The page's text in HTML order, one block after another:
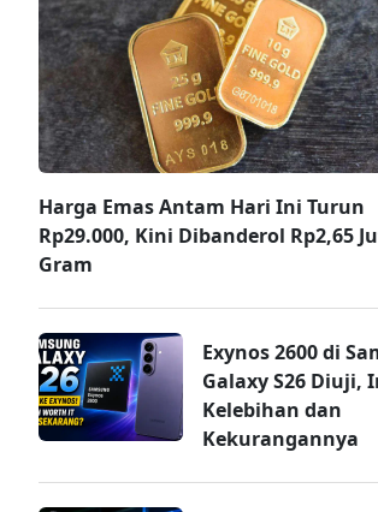
Harga Emas Antam Hari Ini Turun
Rp29.000, Kini Dibanderol Rp2,65
Gram
Exynos 2600 di
Galaxy S26 Diuji,
Kelebihan dan
Kekurangannya